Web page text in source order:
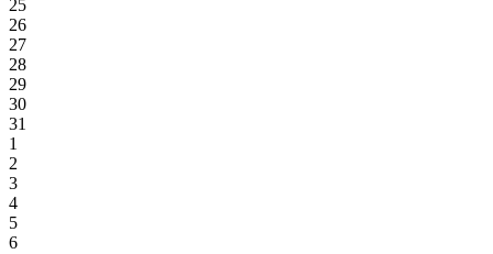
25
26
27
28
29
30
31
1
2
3
4
5
6